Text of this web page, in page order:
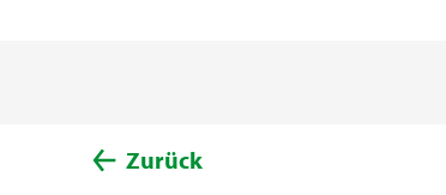
Zurück